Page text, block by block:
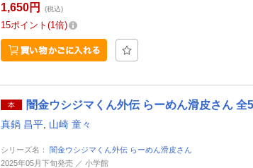
1,650円 (税込)
15ポイント 1倍
本 闇金ウシジマくん外伝 らーめん滑皮さん 全
真鍋 昌平 山崎 童々
シリーズ名： 闇金ウシジマくん外伝 らーめん滑皮さん
2025年05月下旬発売 ／ 小学館